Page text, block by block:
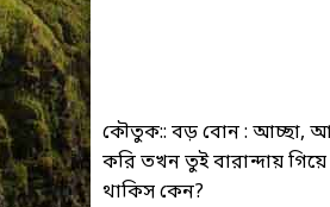
কৌতুক:: বড় বোন : আচ্ছা,
করি তখন তুই বারান্দায় গিয়ে
থাকিস কেন?